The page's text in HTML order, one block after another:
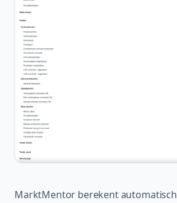
MarktMentor berekent automatisch